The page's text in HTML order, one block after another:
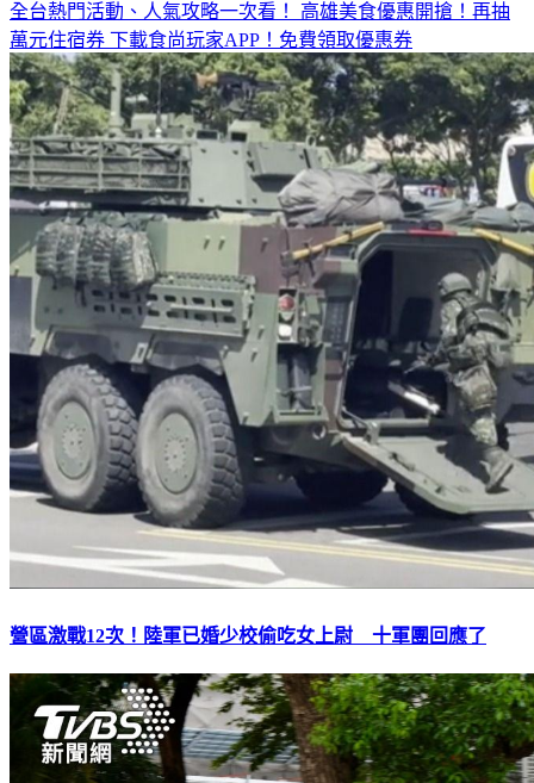
全台熱門活動、人氣攻略一次看！ 高雄美食優惠開搶！再抽
萬元住宿券 下載食尚玩家APP！免費領取優惠券
營區激戰12次！陸軍已婚少校偷吃女上尉 十軍團回應了